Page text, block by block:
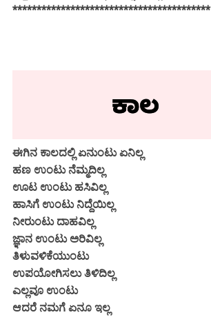
*****************************************
ಈಗಿನ ಕಾಲದಲ್ಲಿ ಏನುಂಟು ಏನಿಲ್ಲ
ಹಣ ಉಂಟು ನೆಮ್ಮದಿಲ್ಲ
ಊಟ ಉಂಟು ಹಸಿವಿಲ್ಲ
ಹಾಸಿಗೆ ಉಂಟು ನಿದ್ದೆಯಿಲ್ಲ
ನೀರುಂಟು ದಾಹವಿಲ್ಲ
ಜ್ಞಾನ ಉಂಟು ಅರಿವಿಲ್ಲ
ತಿಳುವಳಿಕೆಯುಂಟು
ಉಪಯೋಗಿಸಲು ತಿಳಿದಿಲ್ಲ
ಎಲ್ಲವೂ ಉಂಟು
ಆದರೆ ನಮಗೆ ಏನೂ ಇಲ್ಲ